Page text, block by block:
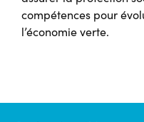
compétences pour
l’économie verte.